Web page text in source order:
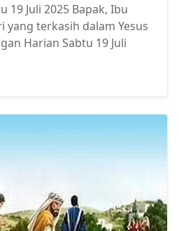
19 Juli 2025 Bapak, Ibu
yang terkasih dalam Yesus
Harian Sabtu 19 Juli